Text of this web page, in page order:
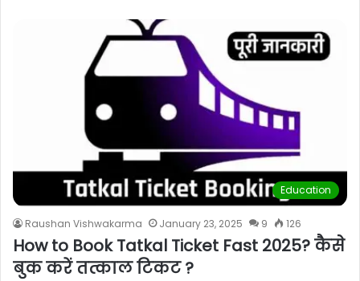
Education
Raushan Vishwakarma January 23, 2025 9 126
How to Book Tatkal Ticket Fast 2025? कैसे
बुक करें तत्काल टिकट ?